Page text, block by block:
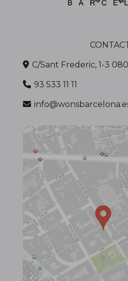
C/Sant Frederic, 1-3
93 533 11 11